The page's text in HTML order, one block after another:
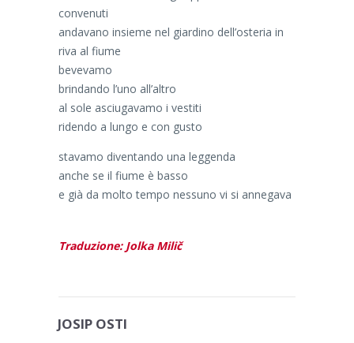
convenuti
andavano insieme nel giardino dell’osteria in
riva al fiume
bevevamo
brindando l’uno all’altro
al sole asciugavamo i vestiti
ridendo a lungo e con gusto
stavamo diventando una leggenda
anche se il fiume è basso
e già da molto tempo nessuno vi si annegava
Traduzione: Jolka Milič
JOSIP OSTI